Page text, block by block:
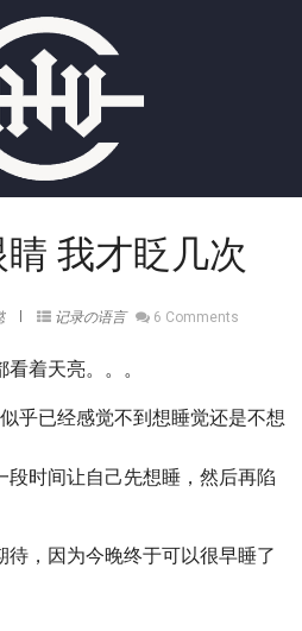
我才眨几次
记录の语言 6 Comments
着天亮。。。
乎已经感觉不到想睡觉还是不想
时间让自己先想睡，然后再陷
，因为今晚终于可以很早睡了